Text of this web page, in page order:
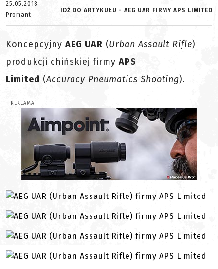
25.05.2018
Promant
IDŹ DO ARTYKUŁU - AEG UAR FIRMY APS LIMITED
Koncepcyjny AEG UAR (Urban Assault Rifle)
produkcji chińskiej firmy APS
Limited (Accuracy Pneumatics Shooting).
REKLAMA